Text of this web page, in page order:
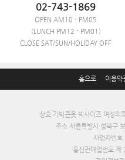
02-743-1869
OPEN AM10 - PM05
(LUNCH PM12 - PM01)
CLOSE SAT/SUN/HOLIDAY OFF
홈으로 이용약
상호 가빅큰옷 빅사이즈 여성
주소 서울특별시 성북구
사업자번
통신판매업번호